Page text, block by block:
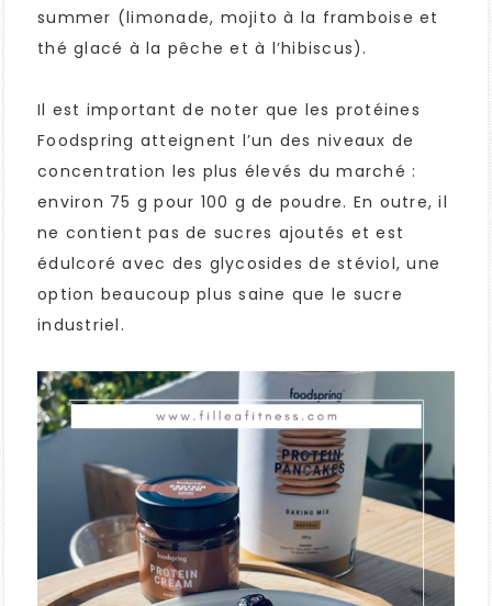
summer (limonade, mojito à la framboise et
thé glacé à la pêche et à l’hibiscus).
Il est important de noter que les protéines
Foodspring atteignent l’un des niveaux de
concentration les plus élevés du marché :
environ 75 g pour 100 g de poudre. En outre, il
ne contient pas de sucres ajoutés et est
édulcoré avec des glycosides de stéviol, une
option beaucoup plus saine que le sucre
industriel.